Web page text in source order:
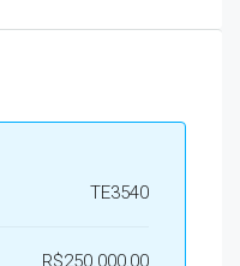
TE3540
R$250.000,00